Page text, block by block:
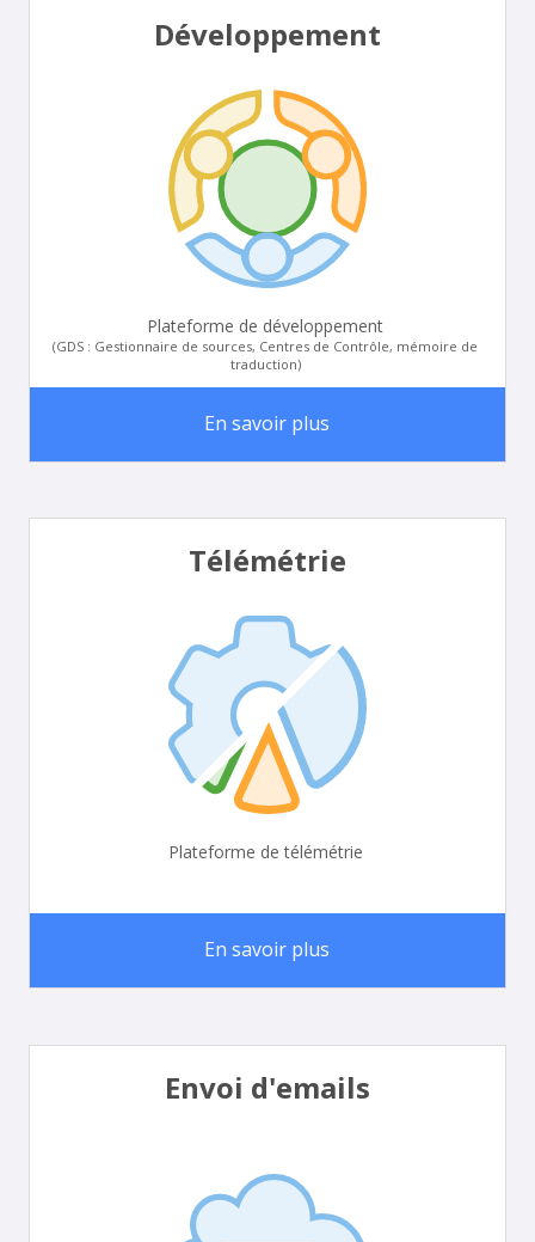
Développement
Plateforme de développement
(GDS : Gestionnaire de sources, Centres de Contrôle, mémoire de
traduction)
En savoir plus
Télémétrie
Plateforme de télémétrie
En savoir plus
Envoi d'emails